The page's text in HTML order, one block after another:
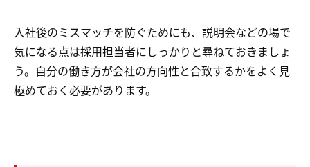
入社後のミスマッチを防ぐためにも、説明会などの場で
気になる点は採用担当者にしっかりと尋ねておきましょ
う。自分の働き方が会社の方向性と合致するかをよく見
極めておく必要があります。